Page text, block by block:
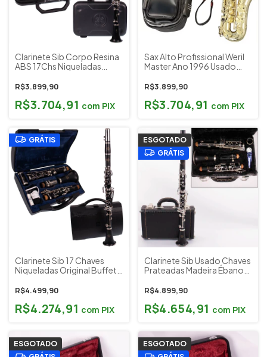
Clarinete Sib Corpo Resina
ABS 17Chs Niqueladas
Indonésia Mod. YCL-250
R$3.899,90
R$3.704,91 com PIX
Sax Alto Profissional Weril
Master Ano 1996 Usado
R$3.899,90
R$3.704,91 com PIX
GRÁTIS
Clarinete Sib 17 Chaves
Niqueladas Original Buffet
Germany Alemanha)
R$4.499,90
R$4.274,91 com PIX
ESGOTADO
GRÁTIS
Clarinete Sib Usado Chaves
Prateadas Madeira Ébano
Sapatilhamento Novo
R$4.899,90
R$4.654,91 com PIX
ESGOTADO
ESGOTADO